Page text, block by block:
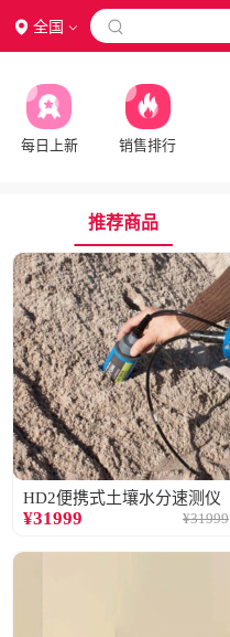
全国 
每日上新 销售排行
推荐商品
HD2便携式土壤水分速测仪
¥31999 ¥31999